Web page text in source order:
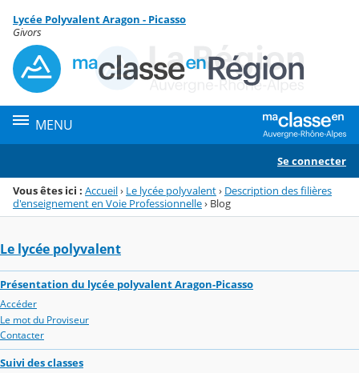
Menu de la rubrique
Contenu
Lycée Polyvalent Aragon - Picasso
Givors
MENU
Se connecter
Vous êtes ici : Accueil› Le lycée polyvalent› Description des filières
d'enseignement en Voie Professionnelle› Blog
Le lycée polyvalent
Présentation du lycée polyvalent Aragon-Picasso
Accéder
Le mot du Proviseur
Contacter
Suivi des classes